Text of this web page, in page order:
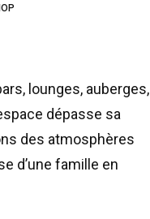
lounges, auberges,
dépasse sa
des atmosphères
d’une famille en